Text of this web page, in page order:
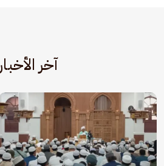
آخر الأخبار